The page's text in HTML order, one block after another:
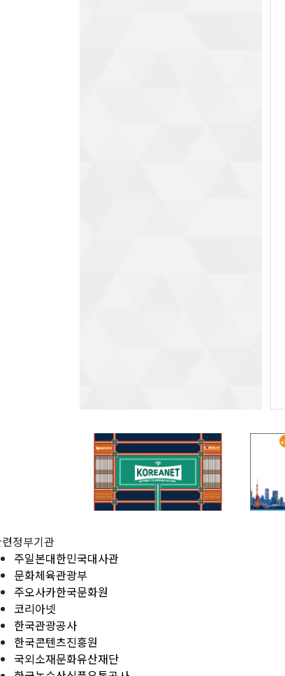
정부기관
주일본대한민국대사관
문화체육관광부
주오사카한국문화원
코리아넷
한국관광공사
한국콘텐츠진흥원
국외소재문화유산재단